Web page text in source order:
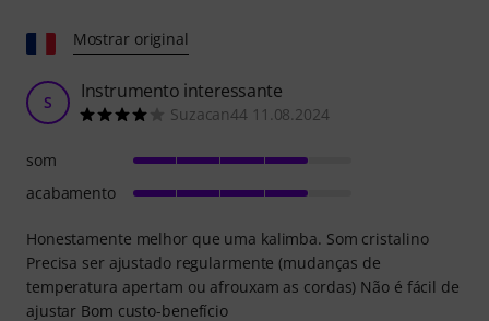
Mostrar original
S Instrumento interessante
Suzacan44 11.08.2024
Honestamente melhor que uma kalimba. Som cristalino
Precisa ser ajustado regularmente (mudanças de
temperatura apertam ou afrouxam as cordas) Não é fácil de
ajustar Bom custo-benefício
som
acabamento